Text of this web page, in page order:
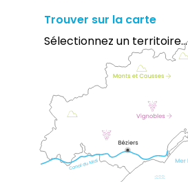
Trouver sur la carte
Sélectionnez un territoire...